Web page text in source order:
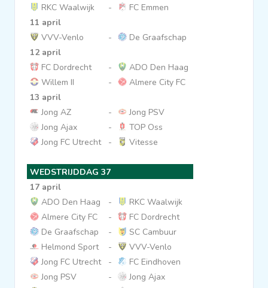
RKC Waalwijk
-
FC Emmen
11 april
VVV-Venlo
-
De Graafschap
12 april
FC Dordrecht
-
ADO Den Haag
Willem II
-
Almere City FC
13 april
Jong AZ
-
Jong PSV
Jong Ajax
-
TOP Oss
Jong FC Utrecht
- Vitesse
WEDSTRIJDDAG 37
17 april
ADO Den Haag
-
RKC Waalwijk
Almere City FC
-
FC Dordrecht
De Graafschap
-
SC Cambuur
Helmond Sport
-
VVV-Venlo
Jong FC Utrecht
-
FC Eindhoven
Jong PSV
-
Jong Ajax